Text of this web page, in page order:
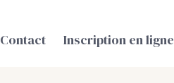
Contact Inscription en ligne